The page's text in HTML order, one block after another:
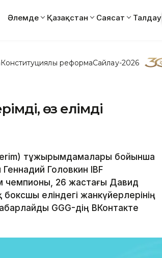
Әлемде Қазақстан Саясат Талдау
Конституциялық реформаСайлау-2026
өз елімді
тұжырымдамалары бойынша
Головкин IBF
26 жастағы Давид
еліндегі жанкүйерлерінің
GGG-дің ВКонтакте